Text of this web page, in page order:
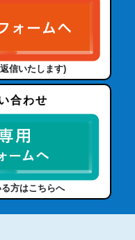
信いたします)
合わせ
方はこちらへ